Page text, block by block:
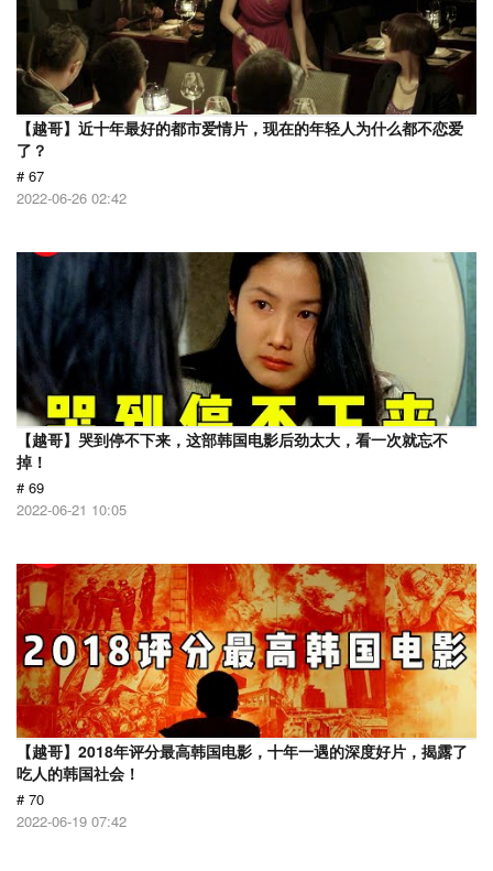
【越哥】近十年最好的都市爱情片，现在的年轻人为什么都不恋爱
了？
# 67
2022-06-26 02:42
【越哥】哭到停不下来，这部韩国电影后劲太大，看一次就忘不
掉！
# 69
2022-06-21 10:05
【越哥】2018年评分最高韩国电影，十年一遇的深度好片，揭露了
吃人的韩国社会！
# 70
2022-06-19 07:42